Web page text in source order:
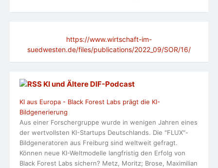
https://www.wirtschaft-im-
suedwesten.de/files/publications/2022_09/SOR/16/
KI und Ältere DlF-Podcast
KI aus Europa - Black Forest Labs prägt die KI-
Bildgenerierung
Aus einer Forschergruppe wurde in wenigen Jahren eines
der wertvollsten KI-Startups Deutschlands. Die "FLUX"-
Bildgeneratoren aus Freiburg sind weltweit gefragt.
Können neue KI-Weltmodelle langfristig den Erfolg von
Black Forest Labs sichern? Metz, Moritz; Brose, Maximilian